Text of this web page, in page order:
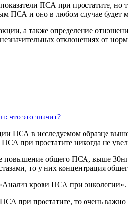
ПСА при простатите, но
ПСА и оно в любом случае будет
а также определение
отклонениях от
что это значит?
ПСА в исследуемом образце
при простатите никогда не
повышение общего ПСА, выше
то у них концентрация
крови ПСА при онкологии«.
при простатите, то очень важно